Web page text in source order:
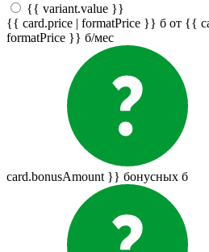
{{ variant.value }}
{{ card.price | formatPrice }} б от {{
formatPrice }} б/мес
card.bonusAmount }} бонусных б